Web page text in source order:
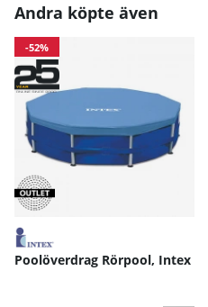
Andra köpte även
-52%
Poolöverdrag Rörpool, Intex